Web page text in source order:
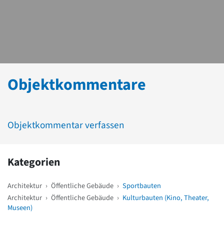
Objektkommentare
Objektkommentar verfassen
Kategorien
Architektur › Öffentliche Gebäude › Sportbauten
Architektur › Öffentliche Gebäude › Kulturbauten (Kino, Theater,
Museen)